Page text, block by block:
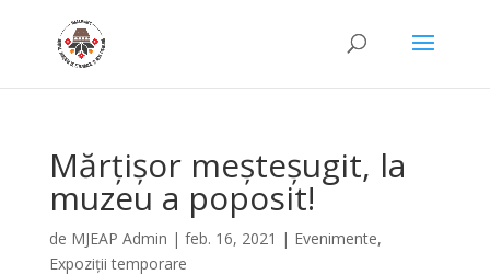
Mărțișor meșteșugit, la
muzeu a poposit!
de MJEAP Admin | feb. 16, 2021 | Evenimente,
Expoziții temporare